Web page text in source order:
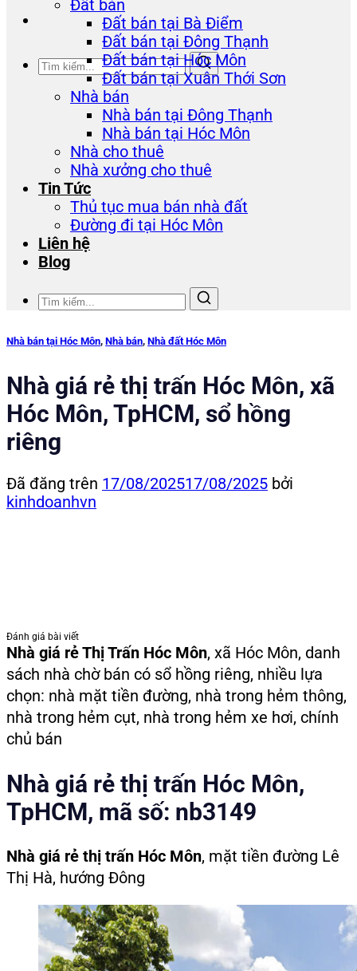
Đất bán
Đất bán tại Bà Điểm
Đất bán tại Đông Thạnh
Đất bán tại Hóc Môn
Đất bán tại Xuân Thới Sơn
Nhà bán
Nhà bán tại Đông Thạnh
Nhà bán tại Hóc Môn
Nhà cho thuê
Nhà xưởng cho thuê
Tin Tức
Thủ tục mua bán nhà đất
Đường đi tại Hóc Môn
Liên hệ
Blog
Nhà bán tại Hóc Môn, Nhà bán, Nhà đất Hóc Môn
Nhà giá rẻ thị trấn Hóc Môn, xã
Hóc Môn, TpHCM, sổ hồng
riêng
Đã đăng trên 17/08/202517/08/2025 bởi
kinhdoanhvn
Đánh giá bài viết
Nhà giá rẻ Thị Trấn Hóc Môn, xã Hóc Môn, danh
sách nhà chờ bán có sổ hồng riêng, nhiều lựa
chọn: nhà mặt tiền đường, nhà trong hẻm thông,
nhà trong hẻm cụt, nhà trong hẻm xe hơi, chính
chủ bán
Nhà giá rẻ thị trấn Hóc Môn,
TpHCM, mã số: nb3149
Nhà giá rẻ thị trấn Hóc Môn, mặt tiền đường Lê
Thị Hà, hướng Đông